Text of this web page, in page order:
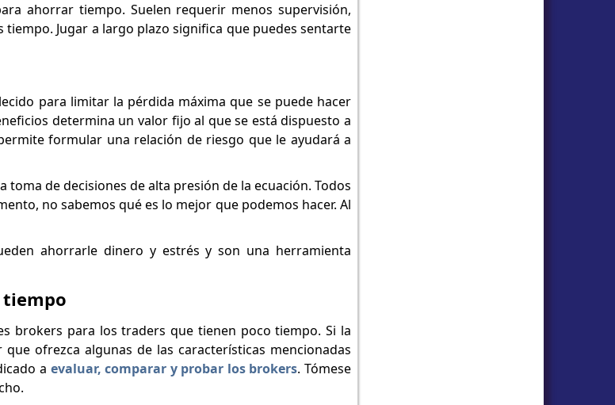
ahorrar tiempo. Suelen requerir menos supervisión,
Jugar a largo plazo significa que puedes sentarte
para limitar la pérdida máxima que se puede hacer
determina un valor fijo al que se está dispuesto a
formular una relación de riesgo que le ayudará a
de decisiones de alta presión de la ecuación. Todos
no sabemos qué es lo mejor que podemos hacer. Al
ahorrarle dinero y estrés y son una herramienta
tiempo
brokers para los traders que tienen poco tiempo. Si la
ofrezca algunas de las características mencionadas
a evaluar, comparar y probar los brokers. Tómese